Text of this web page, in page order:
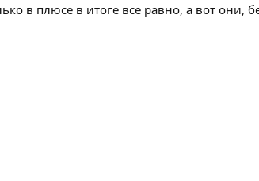
в плюсе в итоге все равно, а вот они,